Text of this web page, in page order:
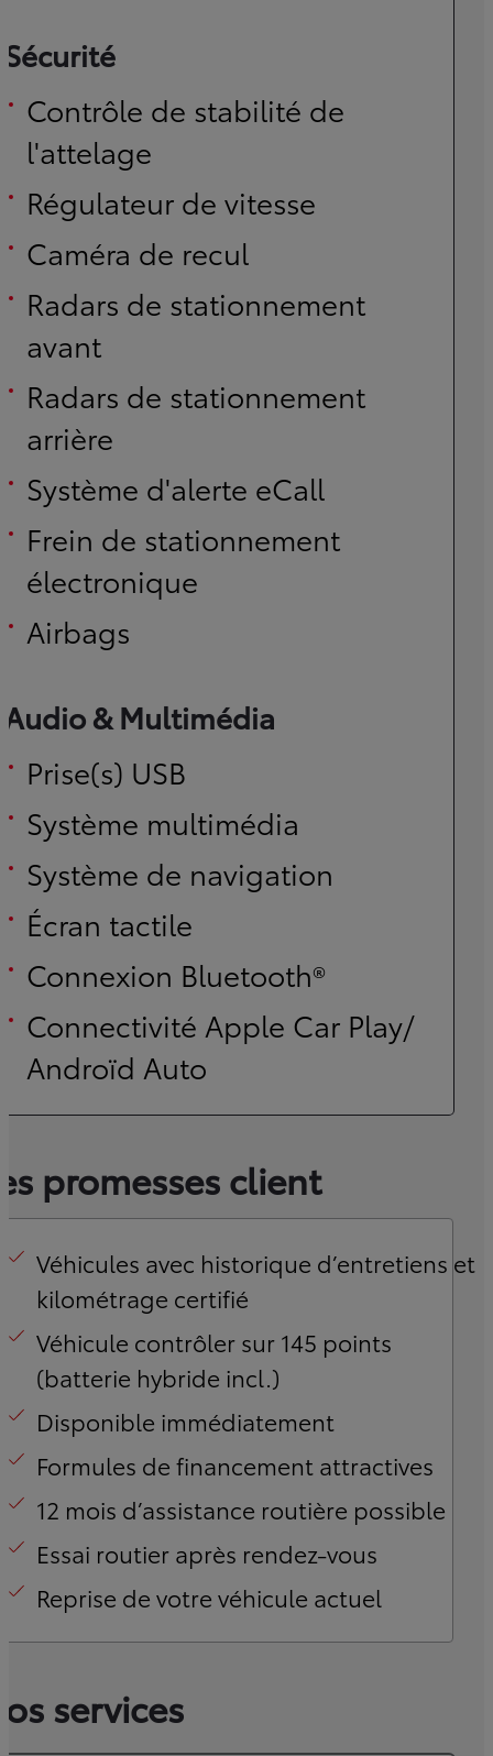
Sécurité
Contrôle de stabilité de
l'attelage
Régulateur de vitesse
Caméra de recul
Radars de stationnement
avant
Radars de stationnement
arrière
Système d'alerte eCall
Frein de stationnement
électronique
Airbags
Audio & Multimédia
Prise(s) USB
Système multimédia
Système de navigation
Écran tactile
Connexion Bluetooth®
Connectivité Apple Car Play/
Androïd Auto
promesses client
Véhicules avec historique d’entretiens et
kilométrage certifié
Véhicule contrôler sur 145 points
(batterie hybride incl.)
Disponible immédiatement
Formules de financement attractives
12 mois d’assistance routière possible
Essai routier après rendez-vous
Reprise de votre véhicule actuel
services